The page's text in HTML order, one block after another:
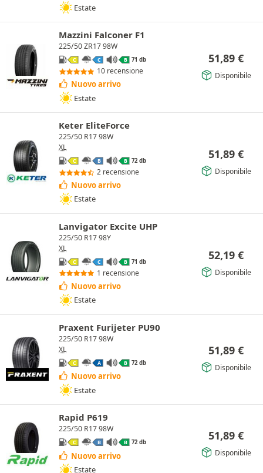
Estate
Mazzini Falconer F1
225/50 ZR17 98W
C C B 71 db
10 recensione
Nuovo arrivo
Estate
51,89 €
Disponibile
Keter EliteForce
225/50 R17 98W
XL
C B B 72 db
2 recensione
Nuovo arrivo
Estate
51,89 €
Disponibile
Lanvigator Excite UHP
225/50 R17 98Y
XL
C C B 71 db
1 recensione
Nuovo arrivo
Estate
52,19 €
Disponibile
Praxent Furijeter PU90
225/50 R17 98W
XL
C A B 72 db
Nuovo arrivo
Estate
51,89 €
Disponibile
Rapid P619
225/50 R17 98W
C B B 72 db
Nuovo arrivo
Estate
51,89 €
Disponibile